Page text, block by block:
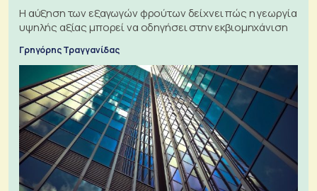
Η αύξηση των εξαγωγών φρούτων δείχνει πώς η γεωργία
υψηλής αξίας μπορεί να οδηγήσει στην εκβιομηχάνιση
Γρηγόρης Τραγγανίδας